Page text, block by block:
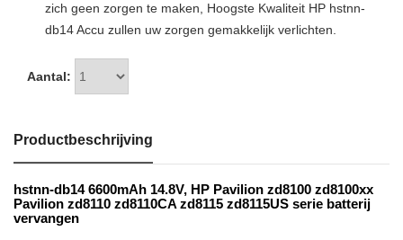
zich geen zorgen te maken, Hoogste Kwaliteit HP hstnn-
db14 Accu zullen uw zorgen gemakkelijk verlichten.
Aantal:
Productbeschrijving
hstnn-db14 6600mAh 14.8V, HP Pavilion zd8100 zd8100xx
Pavilion zd8110 zd8110CA zd8115 zd8115US serie batterij
vervangen